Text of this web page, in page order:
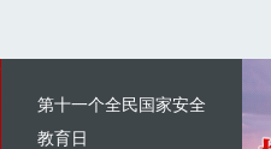
第十一个全民国家安全
教育日